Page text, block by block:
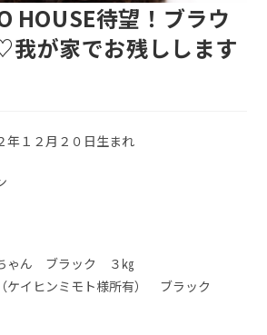
HOUSE待望！ブラウ
我が家でお残しします
１２月２０日生まれ
ゃん ブラック ３㎏
ケイヒンミモト様所有） ブラック